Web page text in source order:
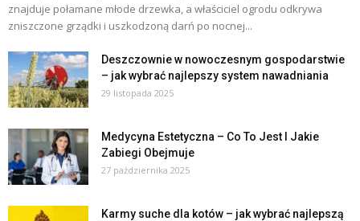
znajduje połamane młode drzewka, a właściciel ogrodu odkrywa
zniszczone grządki i uszkodzoną darń po nocnej...
Deszczownie w nowoczesnym gospodarstwie
– jak wybrać najlepszy system nawadniania
29 listopada 2025
Medycyna Estetyczna – Co To Jest I Jakie
Zabiegi Obejmuje
27 października 2025
Karmy suche dla kotów – jak wybrać najlepszą